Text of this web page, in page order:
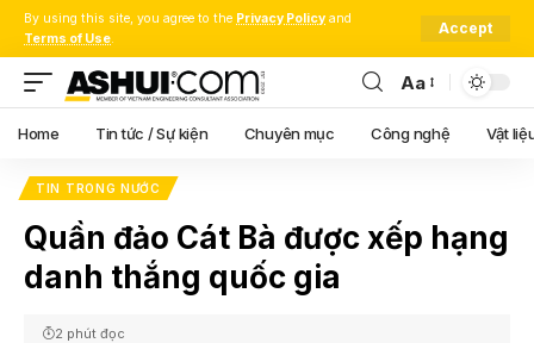
By using this site, you agree to the Privacy Policy and
Terms of Use.
Accept
Font
Resizer
Aa
Home Tin tức / Sự kiện Chuyên mục Công nghệ Vật
TIN TRONG NƯỚC
Quần đảo Cát Bà được xếp hạng
danh thắng quốc gia
2 phút đọc